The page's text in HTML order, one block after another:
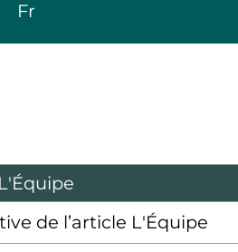
Fr
L'Équipe